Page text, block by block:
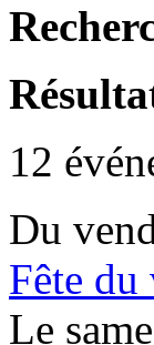
12
Du
Fête
Le